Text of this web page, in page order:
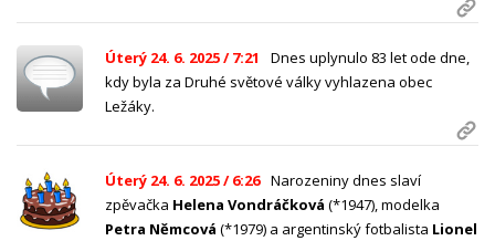
Úterý 24. 6. 2025 / 7:21
Dnes uplynulo 83 let ode dne,
kdy byla za Druhé světové války vyhlazena obec
Ležáky.
Úterý 24. 6. 2025 / 6:26 Narozeniny dnes slaví
zpěvačka Helena Vondráčková (*1947), modelka
Petra Němcová (*1979) a argentinský fotbalista Lionel